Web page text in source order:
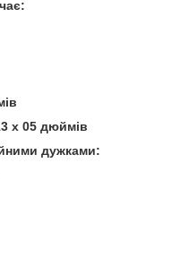
x 05 дюймів
дужками: